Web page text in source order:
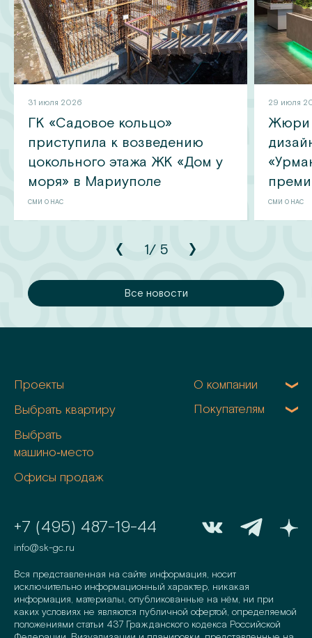
31 июля 2026
ГК «Садовое кольцо»
приступила к возведению
цокольного этажа ЖК «Дом у
моря» в Мариуполе
СМИ О НАС
29 июля
Жюри
СМИ О НАС
1/ 5
Все новости
Проекты
Выбрать квартиру
Выбрать
машино‑место
Офисы продаж
О компании
Покупателям
+7 (495) 487-19-44
info@sk-gc.ru
Вся представленная на сайте информация, носит
исключительно информационный характер, никакая
информация, материалы, опубликованные на нём, ни при
каких условиях не являются публичной офертой, определяемой
положениями статьи 437 Гражданского кодекса Российской